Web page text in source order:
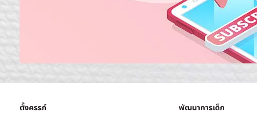
ตั้งครรภ์ พัฒนาการเด็ก